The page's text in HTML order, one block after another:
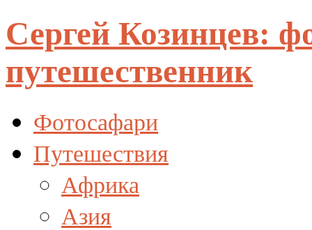
Сергей Козинцев:
путешественник
Фотосафари
Путешествия
Африка
Азия